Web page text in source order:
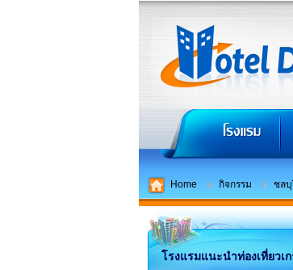
Home กิจกรรม ชลบุ
โรงแรมแนะนำท่องเที่ยวเ